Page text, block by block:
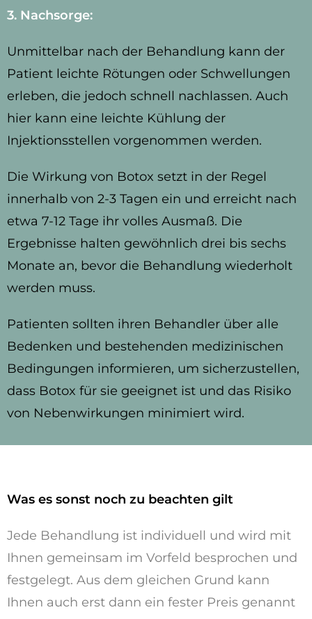
3. Nachsorge:
Unmittelbar nach der Behandlung kann der
Patient leichte Rötungen oder Schwellungen
erleben, die jedoch schnell nachlassen. Auch
hier kann eine leichte Kühlung der
Injektionsstellen vorgenommen werden.
Die Wirkung von Botox setzt in der Regel
innerhalb von 2-3 Tagen ein und erreicht nach
etwa 7-12 Tage ihr volles Ausmaß. Die
Ergebnisse halten gewöhnlich drei bis sechs
Monate an, bevor die Behandlung wiederholt
werden muss.
Patienten sollten ihren Behandler über alle
Bedenken und bestehenden medizinischen
Bedingungen informieren, um sicherzustellen,
dass Botox für sie geeignet ist und das Risiko
von Nebenwirkungen minimiert wird.
Was es sonst noch zu beachten gilt
Jede Behandlung ist individuell und wird mit
Ihnen gemeinsam im Vorfeld besprochen und
festgelegt. Aus dem gleichen Grund kann
Ihnen auch erst dann ein fester Preis genannt